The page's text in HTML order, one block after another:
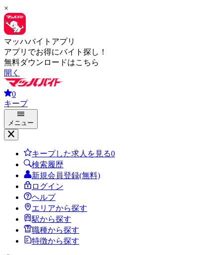
×
マッハバイトアプリ
アプリでお得にバイト探し！
無料ダウンロードはこちら
開く
0
キープ
メニュー
キープした求人を見る0
検索履歴
新規会員登録(無料)
ログイン
ヘルプ
エリアから探す
駅から探す
職種から探す
特徴から探す